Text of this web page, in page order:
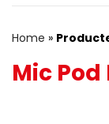
Home »
Mic Pod